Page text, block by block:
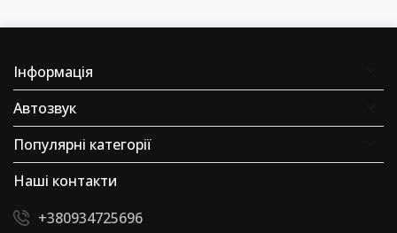
Інформація
Автозвук
Популярні категорії
Наші контакти
+380934725696